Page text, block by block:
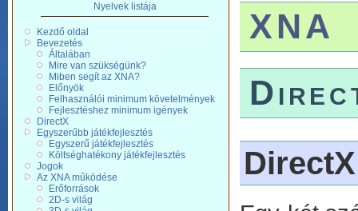
Nyelvek listája
Kezdő oldal
Bevezetés
Általában
Mire van szükségünk?
Miben segít az XNA?
Előnyök
Felhasználói minimum követelmények
Fejlesztéshez minimum igények
DirectX
Egyszerűbb játékfejlesztés
Egyszerű játékfejlesztés
Költséghatékony játékfejlesztés
Jogok
Az XNA működése
Erőforrások
2D-s világ
XNA
DirectX